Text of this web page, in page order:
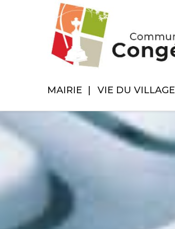
MAIRIE VIE DU VILLAGE